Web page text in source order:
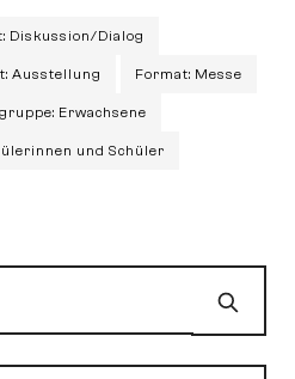
Diskussion/Dialog
Ausstellung Format: Messe
Erwachsene
und Schüler